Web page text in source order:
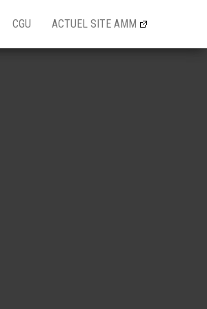
CGU ACTUEL SITE AMM